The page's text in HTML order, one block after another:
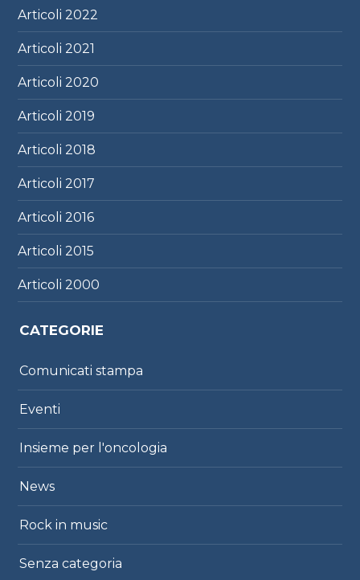
Articoli2022
Articoli2021
Articoli2020
Articoli2019
Articoli2018
Articoli2017
Articoli2016
Articoli2015
Articoli2000
CATEGORIE
Comunicati stampa
Eventi
Insieme per l'oncologia
News
Rock in music
Senza categoria